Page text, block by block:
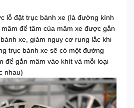
lỗ đặt trục bánh xe (là đường kính
để tâm của mâm xe được gắn
xe, giảm nguy cơ rung lắc khi
trục bánh xe sẽ có một đường
để gắn mâm vào khít và mỗi loại
nhau)